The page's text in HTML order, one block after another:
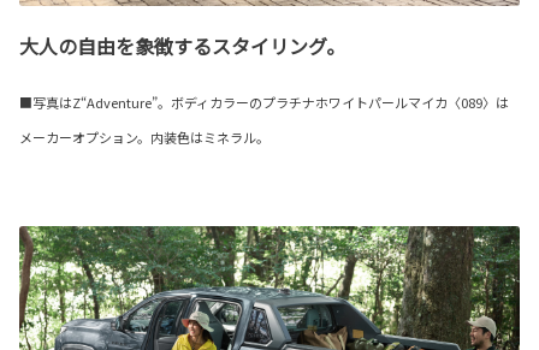
大人の自由を象徴するスタイリング。
■写真はZ“Adventure”。ボディカラーのプラチナホワイトパールマイカ〈089〉は
メーカーオプション。内装色はミネラル。